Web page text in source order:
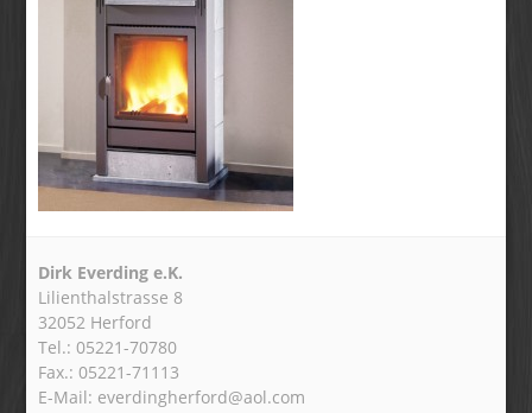
Dirk Everding e.K.
Lilienthalstrasse 8
32052 Herford
Tel.: 05221-70780
Fax.: 05221-71113
E-Mail: everdingherford@aol.com